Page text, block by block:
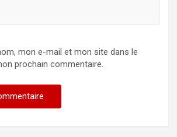
mon e-mail et mon site dans le
prochain commentaire.